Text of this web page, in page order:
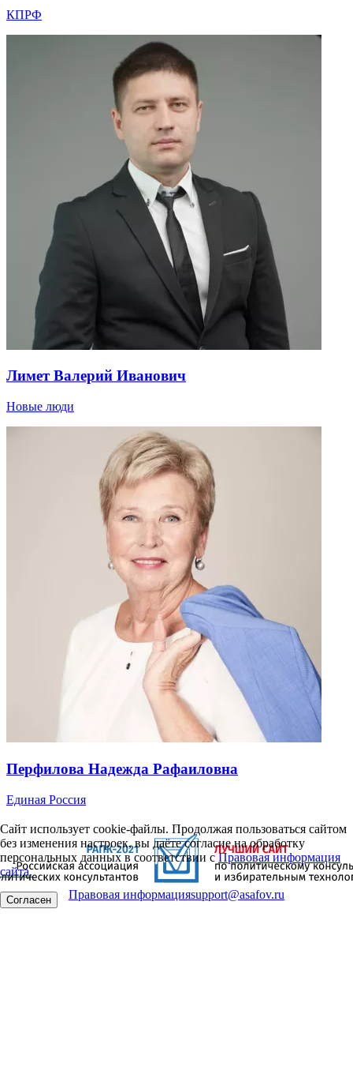
КПРФ
Лимет Валерий Иванович
Новые люди
Перфилова Надежда Рафаиловна
Единая Россия
Сайт использует cookie-файлы. Продолжая пользоваться сайтом
без изменения настроек, вы даёте согласие на обработку
персональных данных в соответствии сПравовая информация
сайта.
Согласен Правовая информацияsupport@asafov.ru